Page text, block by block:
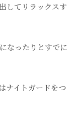
してリラックスす
なったりとすでに
ナイトガードをつ